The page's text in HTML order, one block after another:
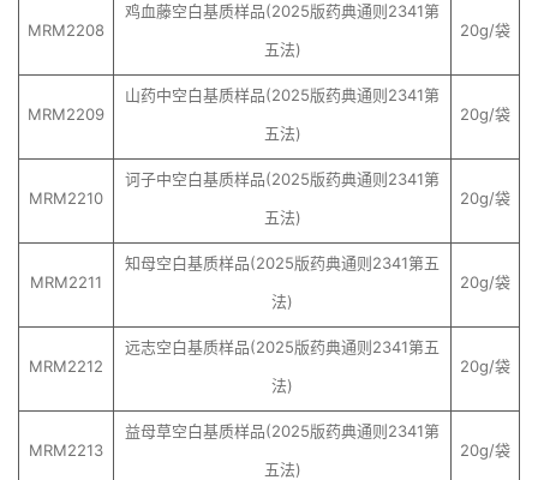
MRM2208
鸡血藤空白基质样品(2025版药典通则2341第
五法)
20g/袋
MRM2209
山药中空白基质样品(2025版药典通则2341第
五法)
20g/袋
MRM2210
诃子中空白基质样品(2025版药典通则2341第
五法)
20g/袋
MRM2211
知母空白基质样品(2025版药典通则2341第五
法)
20g/袋
MRM2212
远志空白基质样品(2025版药典通则2341第五
法)
20g/袋
MRM2213
益母草空白基质样品(2025版药典通则2341第
五法)
20g/袋